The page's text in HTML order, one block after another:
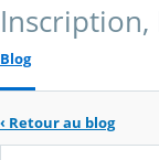
Inscription,
Blog
‹ Retour au blog